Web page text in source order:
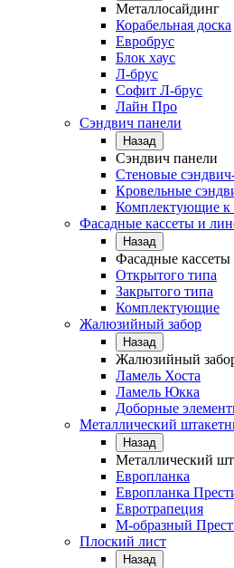
Металлосайдинг
Корабельная доска
Евробрус
Блок хаус
Л-брус
Софит Л-брус
Лайн Про
Сэндвич панели
Назад
Сэндвич панели
Стеновые
Кровельные
Комплектующие к
Фасадные кассеты и
Назад
Фасадные
Открытого типа
Закрытого типа
Комплектующие
Жалюзийный забор
Назад
Жалюзийный
Ламель Хоста
Ламель Юкка
Доборные
Металлический
Назад
Металлический
Европланка
Европланка
Евротрапеция
М-образный
Плоский лист
Назад